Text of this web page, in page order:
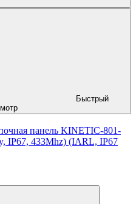
Быстрый
панель KINETIC-801-
IP67, 433Mhz) (IARL, IP67